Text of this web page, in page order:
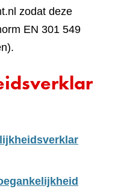
zodat deze
EN 301 549